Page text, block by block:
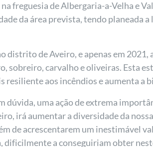
freguesia de Albergaria-a-Velha e
da área prevista, tendo planeada a
distrito de Aveiro, e apenas em 2021,
sobreiro, carvalho e oliveiras. Esta
resiliente aos incêndios e aumenta a
dúvida, uma ação de extrema
irá aumentar a diversidade da
de acrescentarem um inestimável
a conseguiriam obter